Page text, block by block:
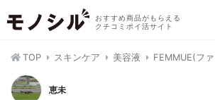
おすすめ商品がもらえる
クチコミポイ活サイト
TOP スキンケア 美容液 FEMMUE(フ
恵未